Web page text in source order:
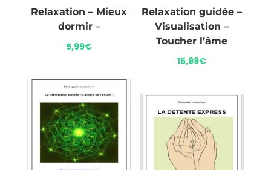
Relaxation – Mieux
dormir –
5,99€
Relaxation guidée –
Visualisation –
Toucher l’âme
15,99€